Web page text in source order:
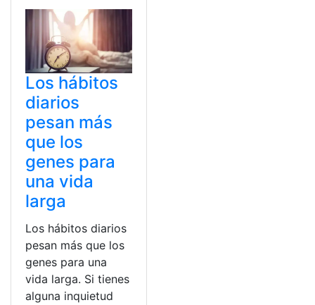
Los hábitos
diarios
pesan más
que los
genes para
una vida
larga
Los hábitos diarios
pesan más que los
genes para una
vida larga. Si tienes
alguna inquietud